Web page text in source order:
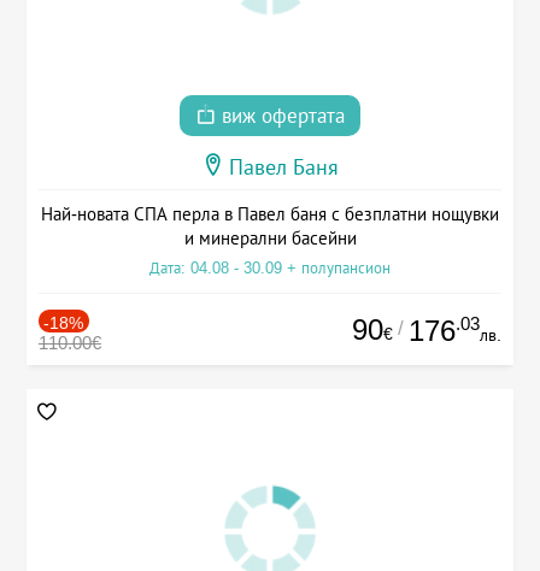
виж офертата
Павел Баня
Най-новата СПА перла в Павел баня с безплатни нощувки
и минерални басейни
Дата: 04.08 - 30.09 + полупансион
-18%
110.00€ 90€ / 176.03
лв.